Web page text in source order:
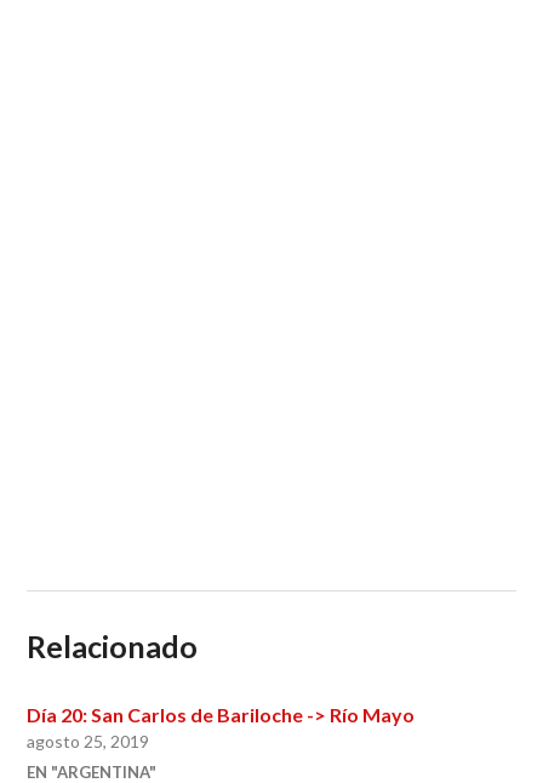
Relacionado
Día 20: San Carlos de Bariloche -> Río Mayo
agosto 25, 2019
EN "ARGENTINA"